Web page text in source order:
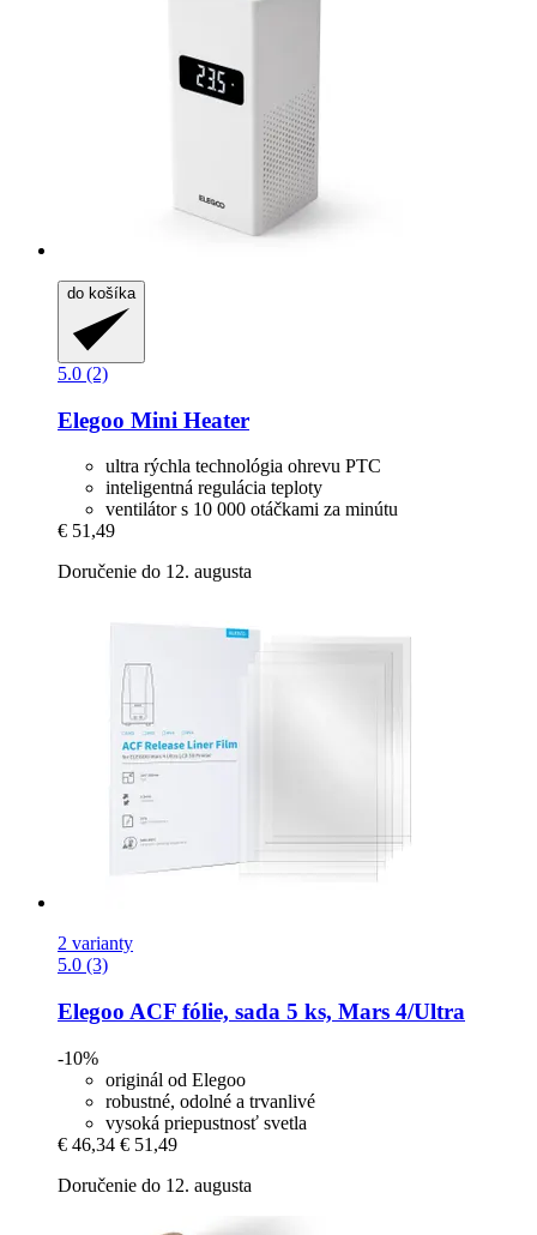
do košíka
5.0 (2)
Elegoo Mini Heater
ultra rýchla technológia ohrevu PTC
inteligentná regulácia teploty
ventilátor s 10 000 otáčkami za minútu
€ 51,49
Doručenie do 12. augusta
2 varianty
5.0 (3)
Elegoo ACF fólie, sada 5 ks, Mars 4/Ultra
-10%
originál od Elegoo
robustné, odolné a trvanlivé
vysoká priepustnosť svetla
€ 46,34 € 51,49
Doručenie do 12. augusta